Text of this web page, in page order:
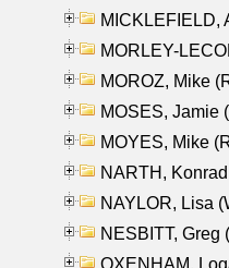
MICKLEFIELD,
MORLEY-
MOROZ, Mike
MOSES, Jamie
MOYES, Mike
NARTH,
NAYLOR, Lisa
NESBITT, Greg
OXENHAM,